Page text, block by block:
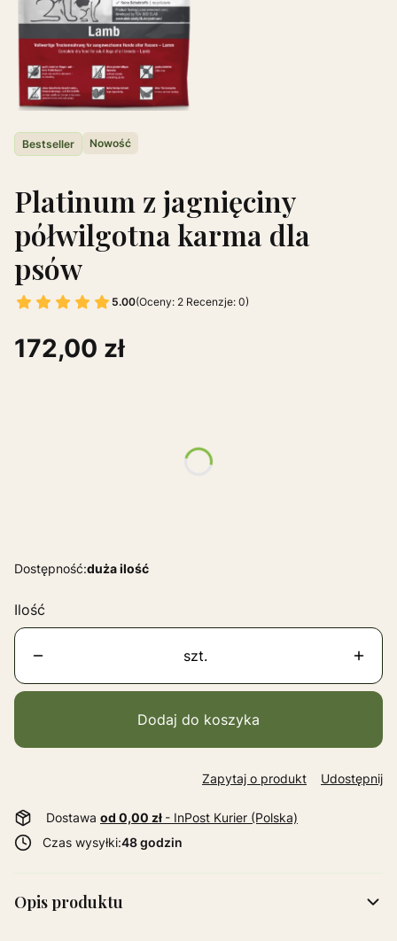
Etykiety
Bestseller Nowość
Platinum z jagnięciny
półwilgotna karma dla
psów
5.00(Oceny: 2 Recenzje: 0)
Cena
172,00 zł
Dostępność:duża ilość
Ilość
szt.
Dodaj do koszyka
Zapytaj o produkt Udostępnij
Dostawa od 0,00 zł - InPost Kurier (Polska)
Czas wysyłki:48 godzin
Opis produktu